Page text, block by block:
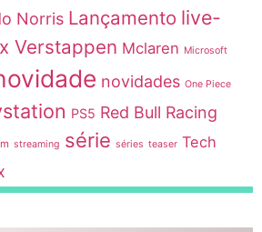
Norris Lançamento live-
Verstappen Mclaren Microsoft
novidades One Piece
PS5 Red Bull Racing
streaming série séries teaser Tech